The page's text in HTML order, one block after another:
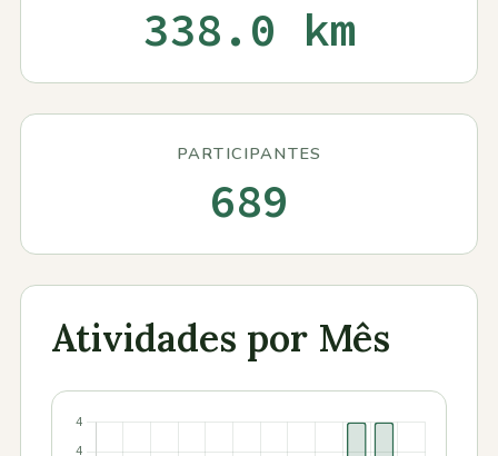
338.0 km
PARTICIPANTES
689
Atividades por Mês